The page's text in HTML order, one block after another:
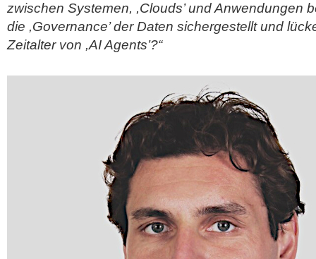
zwischen Systemen, ,Clouds’ und Anwendungen
die ,Governance’ der Daten sichergestellt und
Zeitalter von ,AI Agents’?“